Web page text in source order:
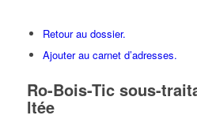
Retour au dossier.
Ajouter au carnet d’adresses.
Ro-Bois-Tic sous-
ltée